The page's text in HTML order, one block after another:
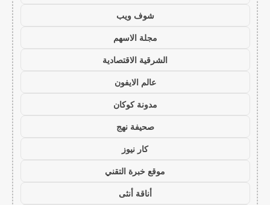
شوف ويب
مجلة الاسهم
الشرقية الاقتصادية
عالم الايفون
مدونة كوكان
صحيفة نهج
كار نيوز
موقع خبرة التقني
أناقة أنثى